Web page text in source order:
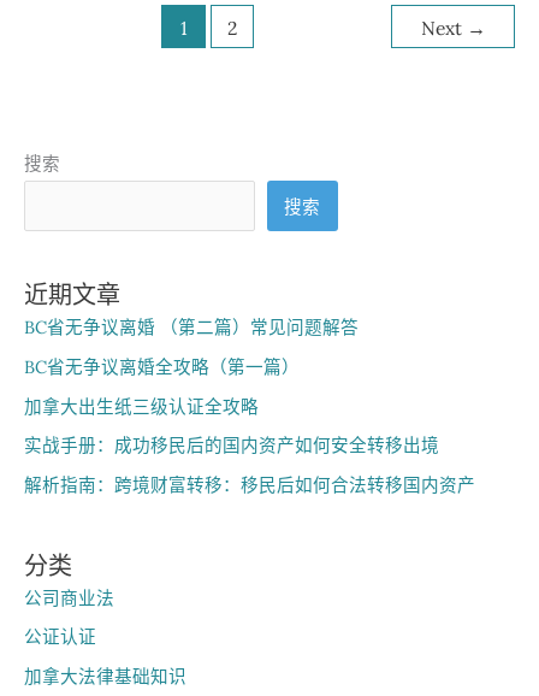
1 2 Next →
搜索
搜索
近期文章
BC省无争议离婚 （第二篇）常见问题解答
BC省无争议离婚全攻略（第一篇）
加拿大出生纸三级认证全攻略
实战手册：成功移民后的国内资产如何安全转移出境
解析指南：跨境财富转移：移民后如何合法转移国内资产
分类
公司商业法
公证认证
加拿大法律基础知识